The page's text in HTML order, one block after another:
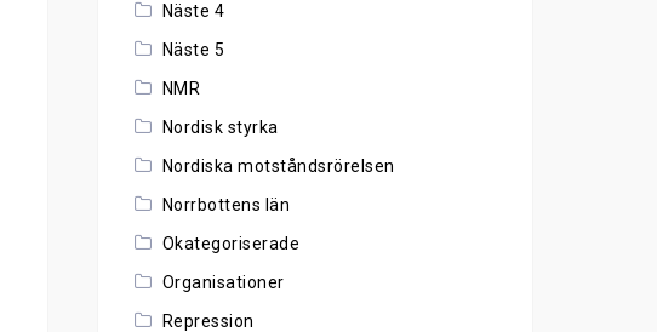
Näste 4
Näste 5
NMR
Nordisk styrka
Nordiska motståndsrörelsen
Norrbottens län
Okategoriserade
Organisationer
Repression